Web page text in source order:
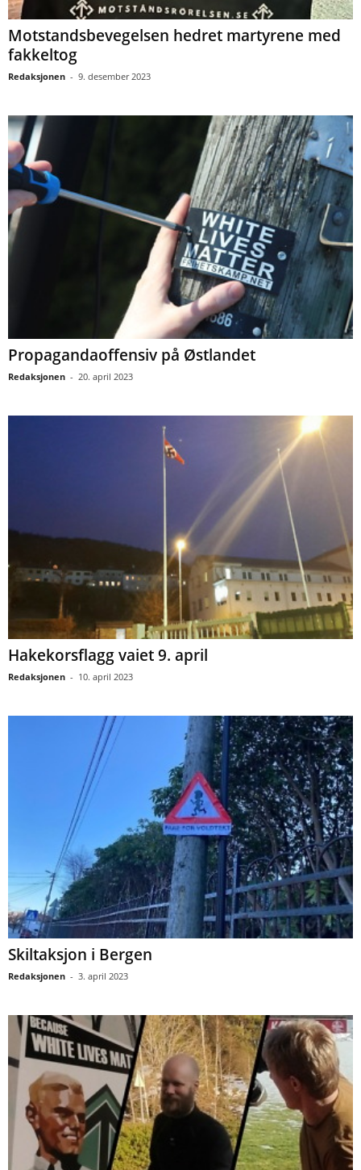
Motstandsbevegelsen hedret martyrene med
fakkeltog
Redaksjonen - 9. desember 2023
Propagandaoffensiv på Østlandet
Redaksjonen - 20. april 2023
Hakekorsflagg vaiet 9. april
Redaksjonen - 10. april 2023
Skiltaksjon i Bergen
Redaksjonen - 3. april 2023